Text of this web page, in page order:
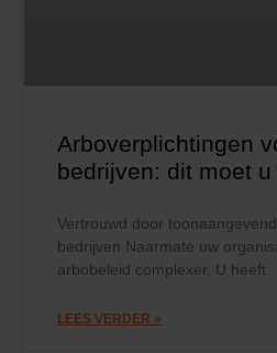
Arboverplichtingen
bedrijven: dit moet u
Vertrouwd door
bedrijven Naarmate uw
arbobeleid complexer. U heeft
LEES VERDER »